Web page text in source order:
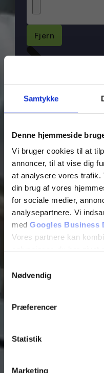
Samtykke
Denne hjemmeside
Vi bruger cookies til at
annoncer, til at vise dig
at analysere vores trafik.
din brug af vores
for sociale medier,
analysepartnere. Vi
med Googles Business
Vores partnere kan
Nødvendig
Præferencer
Statistik
Marketing
Fjern
Tilføj filer (max 5)
Bliv kontaktet